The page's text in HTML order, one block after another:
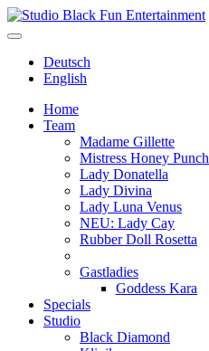
Deutsch
English
Home
Team
Madame Gillette
Mistress Honey Punch
Lady Donatella
Lady Divina
Lady Luna Venus
NEU: Lady Cay
Rubber Doll Rosetta
Gastladies
Goddess Kara
Specials
Studio
Black Diamond